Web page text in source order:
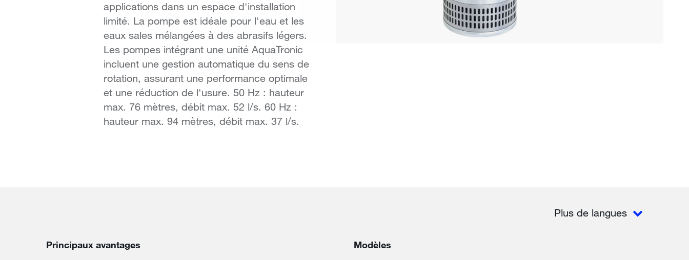
applications dans un espace d'installation
limité. La pompe est idéale pour l'eau et les
eaux sales mélangées à des abrasifs légers.
Les pompes intégrant une unité AquaTronic
incluent une gestion automatique du sens de
rotation, assurant une performance optimale
et une réduction de l'usure. 50 Hz : hauteur
max. 76 mètres, débit max. 52 l/s. 60 Hz :
hauteur max. 94 mètres, débit max. 37 l/s.
Plus de langues
Principaux avantages Modèles